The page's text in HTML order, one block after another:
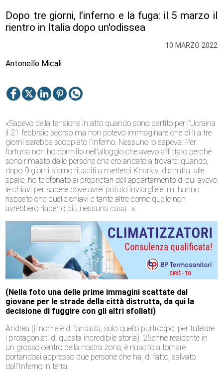
10 MARZO 2022
Dopo tre giorni, l’inferno e la fuga: il 5 marzo il
rientro in Italia dopo un'odissea
Antonello Micali
«Sapevo della tensione in atto quando sono partito per l’Ucraina
il 21 febbraio scorso ma non potevo immaginare che di lì a tre
giorni sarebbe scoppiato l’inferno. Nessuno lo sapeva. Per
fortuna non ho dormito nell’alloggio che avevo affittato perché
sono rimasto dalle persone che ero andato a trovare; quando,
dopo 9 giorni siamo riusciti a metterci Kharkiv, distrutta, alle
spalle, ho telefonato ai proprietari dell’appartamento di cui avevo
le chiavi per sapere dove avrei potuto inviargliele: mi hanno
risposto che quelle chiavi e tante altre come quelle non
avrebbero riaperto più nessuna casa…».
(Nella foto una delle prime immagini scattate dal
giovane per le strade della città distrutta, da qui la
decisione di fuggire con gli altri sfollati)
Andrea (il nome è di fantasia, solo quello purtroppo, per tutelare
i protagonisti di questa incredibile storia), 25enne residente in
un grosso centro della nostra zona, è riuscito a tornare
portandosi appresso due persone che ha, di fatto, salvato
dall’Inferno in terra.